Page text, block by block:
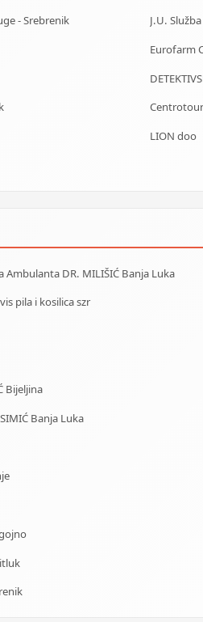
- Srebrenik
Eurofarm
LION doo
Ambulanta DR. MILIŠIĆ Banja Luka
pila i kosilica szr
Bijeljina
Banja Luka